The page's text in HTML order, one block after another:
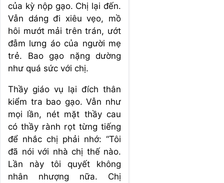
của kỳ nộp gạo. Chị lại đến.
Vẫn dáng đi xiêu vẹo, mồ
hôi mướt mải trên trán, ướt
đẫm lưng áo của người mẹ
trẻ. Bao gạo nặng dường
như quá sức với chị.
Thầy giáo vụ lại đích thân
kiểm tra bao gạo. Vẫn như
mọi lần, nét mặt thầy cau
có thầy rành rọt từng tiếng
để nhắc chị phải nhớ: “Tôi
đã nói với nhà chị thế nào.
Lần này tôi quyết không
nhân nhượng nữa. Chị